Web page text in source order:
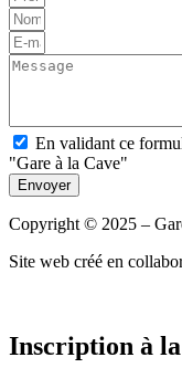
En validant ce
"Gare à la Cave"
Envoyer
Copyright © 2025 –
Site web créé en
Inscription à